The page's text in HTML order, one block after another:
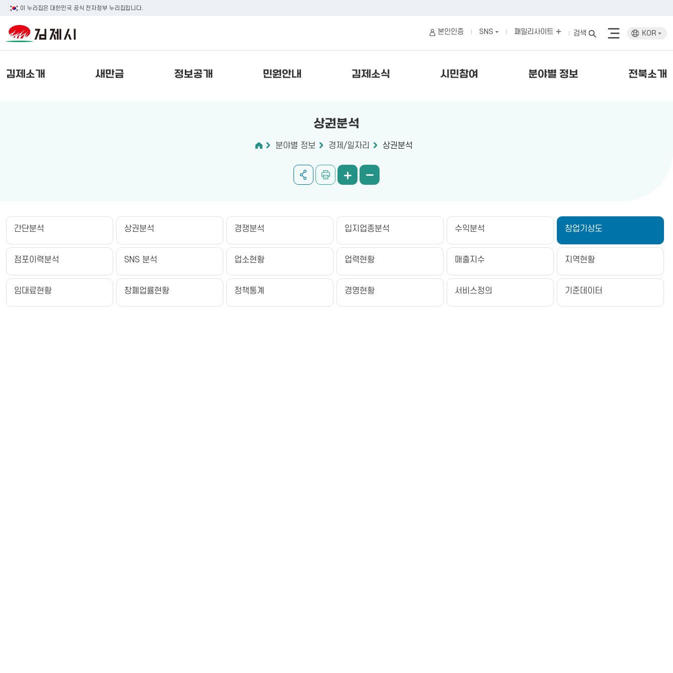
이 누리집은 대한민국 공식 전자정부 누리집입니다.
김제소개 새만금 정보공개 민원안내 김제소식 시민참여 분야별 정보 전북소개
본인인증 SNS 패밀리사이트 검색 KOR
상권분석
분야별 정보 경제/일자리 상권분석
간단분석 상권분석 경쟁분석 입지업종분석 수익분석 창업기상도
점포이력분석 SNS 분석 업소현황 업력현황 매출지수 지역현황
임대료현황 창폐업률현황 정책통계 경영현황 서비스정의 기준데이터